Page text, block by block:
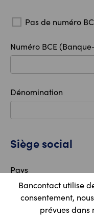
Bancontact utilise
consentement,
prévues dans
Pas de numéro
Numéro BCE
Dénomination
Siège social
Pays
Code postal